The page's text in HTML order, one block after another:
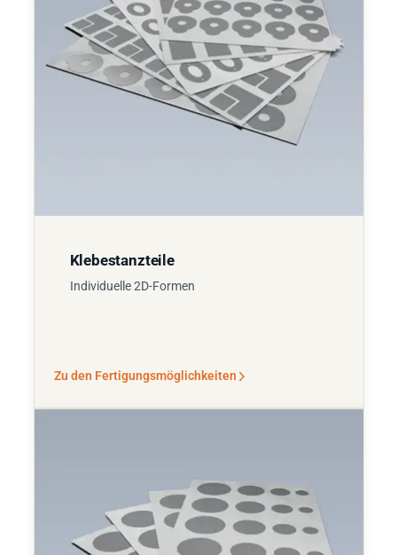
Klebestanzteile
Individuelle 2D-Formen
Zu den Fertigungsmöglichkeiten